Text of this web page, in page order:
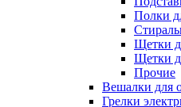
Полки
Щетки
Щетки
Прочие
Вешалки для
Грелки